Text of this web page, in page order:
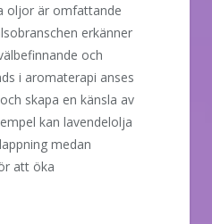
oljor är omfattande
erkänner
och
i aromaterapi anses
skapa en känsla av
kan lavendelolja
medan
att öka